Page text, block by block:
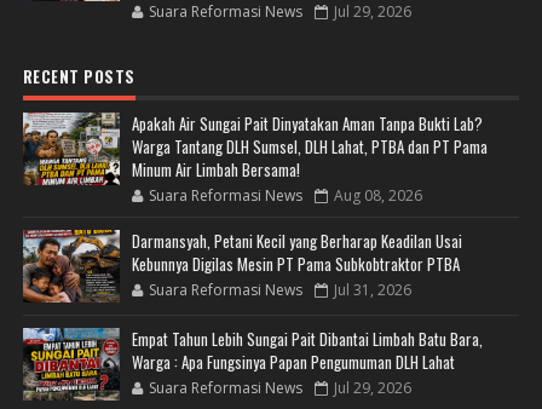
Suara Reformasi News Jul 29, 2026
RECENT POSTS
Apakah Air Sungai Pait Dinyatakan Aman Tanpa Bukti Lab?
Warga Tantang DLH Sumsel, DLH Lahat, PTBA dan PT Pama
Minum Air Limbah Bersama!
Suara Reformasi News Aug 08, 2026
Darmansyah, Petani Kecil yang Berharap Keadilan Usai
Kebunnya Digilas Mesin PT Pama Subkobtraktor PTBA
Suara Reformasi News Jul 31, 2026
Empat Tahun Lebih Sungai Pait Dibantai Limbah Batu Bara,
Warga : Apa Fungsinya Papan Pengumuman DLH Lahat
Suara Reformasi News Jul 29, 2026